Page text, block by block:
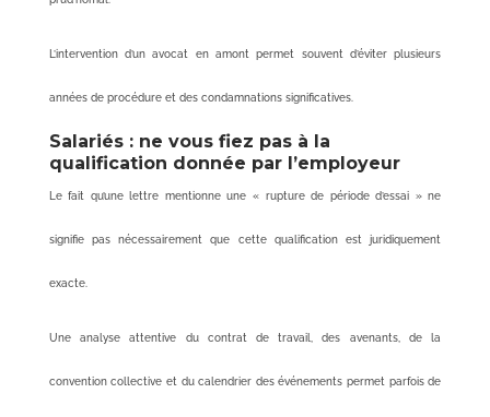
L’intervention d’un avocat en amont permet souvent d’éviter plusieurs
années de procédure et des condamnations significatives.
Salariés : ne vous fiez pas à la
qualification donnée par l’employeur
Le fait qu’une lettre mentionne une « rupture de période d’essai » ne
signifie pas nécessairement que cette qualification est juridiquement
exacte.
Une analyse attentive du contrat de travail, des avenants, de la
convention collective et du calendrier des événements permet parfois de